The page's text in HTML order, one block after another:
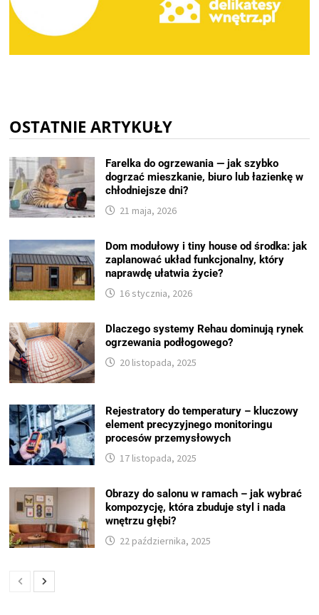
OSTATNIE ARTYKUŁY
Farelka do ogrzewania — jak szybko
dogrzać mieszkanie, biuro lub łazienkę w
chłodniejsze dni?
21 maja, 2026
Dom modułowy i tiny house od środka: jak
zaplanować układ funkcjonalny, który
naprawdę ułatwia życie?
16 stycznia, 2026
Dlaczego systemy Rehau dominują rynek
ogrzewania podłogowego?
20 listopada, 2025
Rejestratory do temperatury – kluczowy
element precyzyjnego monitoringu
procesów przemysłowych
17 listopada, 2025
Obrazy do salonu w ramach – jak wybrać
kompozycję, która zbuduje styl i nada
wnętrzu głębi?
22 października, 2025